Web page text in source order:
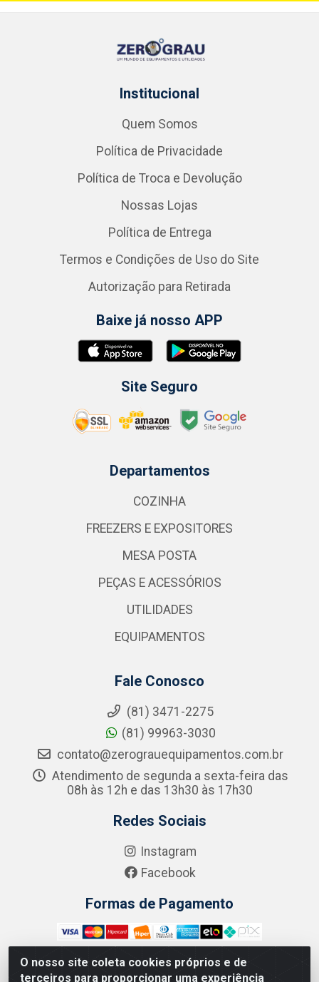
O nosso site coleta cookies próprios e de
terceiros para proporcionar uma experiência
Institucional
Quem Somos
Política de Privacidade
Política de Troca e Devolução
Nossas Lojas
Política de Entrega
Termos e Condições de Uso do Site
Autorização para Retirada
Baixe já nosso APP
Site Seguro
Departamentos
COZINHA
FREEZERS E EXPOSITORES
MESA POSTA
PEÇAS E ACESSÓRIOS
UTILIDADES
EQUIPAMENTOS
Fale Conosco
(81) 3471-2275
(81) 99963-3030
contato@zerograuequipamentos.com.br
Atendimento de segunda a sexta-feira das
08h às 12h e das 13h30 às 17h30
Redes Sociais
Instagram
Facebook
Formas de Pagamento